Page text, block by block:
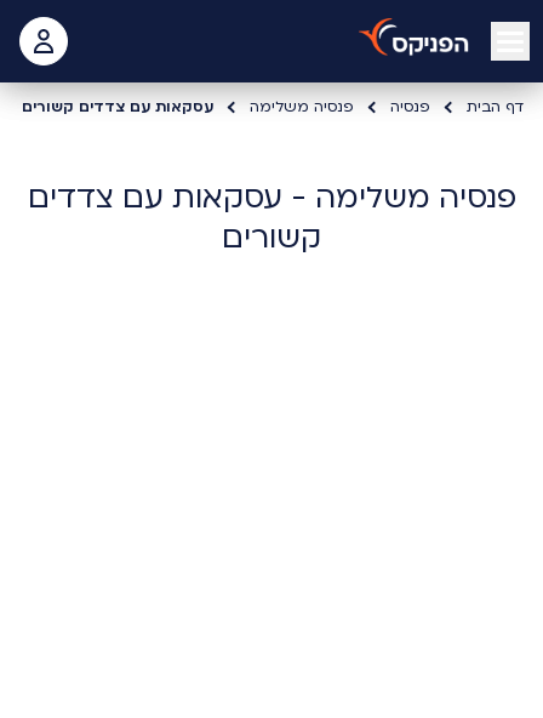
open mobile menu
דף הבית פנסיה פנסיה משלימה עסקאות עם צדדים קשורים
פנסיה משלימה - עסקאות עם צדדים
קשורים